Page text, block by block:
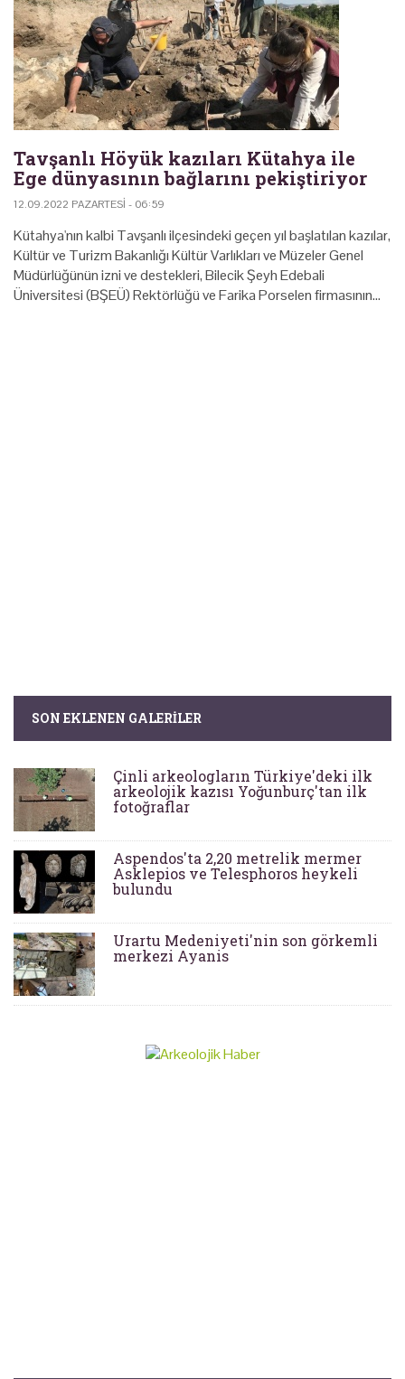
Tavşanlı Höyük kazıları Kütahya ile
Ege dünyasının bağlarını pekiştiriyor
12.09.2022 PAZARTESI - 06:59
Kütahya'nın kalbi Tavşanlı ilçesindeki geçen yıl başlatılan kazılar,
Kültür ve Turizm Bakanlığı Kültür Varlıkları ve Müzeler Genel
Müdürlüğünün izni ve destekleri, Bilecik Şeyh Edebali
Üniversitesi (BŞEÜ) Rektörlüğü ve Farika Porselen firmasının…
SON EKLENEN GALERILER
Çinli arkeologların Türkiye'deki ilk
arkeolojik kazısı Yoğunburç'tan ilk
fotoğraflar
Aspendos'ta 2,20 metrelik mermer
Asklepios ve Telesphoros heykeli
bulundu
Urartu Medeniyeti'nin son görkemli
merkezi Ayanis